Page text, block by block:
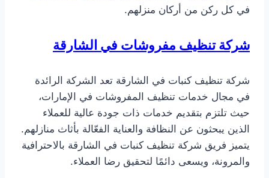
في كل ركن من أركان منزلهم.
شركة تنظيف مفروشات في الشارقة
شركة تنظيف كنبات في الشارقة تعد الشركة الرائدة
في مجال خدمات تنظيف المفروشات في الإمارات،
حيث تلتزم بتقديم خدمات ذات جودة عالية للعملاء
الذين يبحثون عن النظافة والعناية الفعّالة بأثاث منازلهم.
يتميز فريق شركة تنظيف كنبات في الشارقة بالاحترافية
والمرونة، ويسعى دائمًا لتحقيق رضا العملاء.